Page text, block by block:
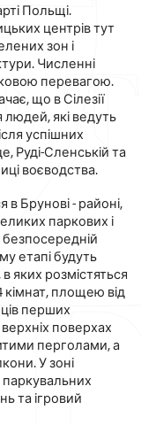
Польщі.
центрів тут
зон і
Численні
перевагою.
що в Сілезії
які ведуть
успішних
Руді-Сленській та
воєводства.
Брунові - районі,
паркових і
безпосередній
етапі будуть
яких розмістяться
кімнат, площею від
перших
поверхах
перголами, а
У зоні
та ігровий